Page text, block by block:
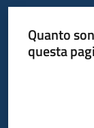
Quanto
questa